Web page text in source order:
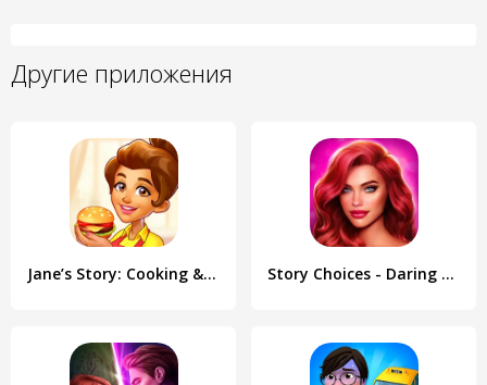
Другие приложения
Jane’s Story: Cooking & Hotel Story Choices - Daring Destiny